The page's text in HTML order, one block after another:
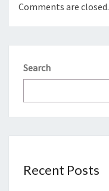
Comments are closed.
Search
Recent Posts